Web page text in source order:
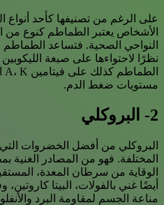
على الرغم من تصنيفها كأحد أنواع
الأشخاص يعتبر الطماطم كنوع من
النواحي الصحية. فتساعد
نظرًا لاحتواءها على صبغة
مستويات ضغط الدم.
2- البروكلي
البروكلي من أفضل الخضروات
المختلفة. فهو من المصادر الغنية
الوقاية من سرطان المعدة،
مناعة الجسم لمقاومة البرد